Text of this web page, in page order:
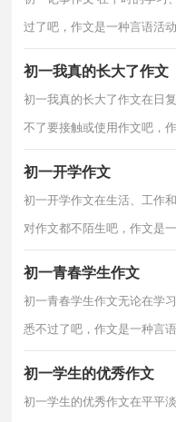
过了吧，作文是一种言语活
初一我真的长大了作文
初一我真的长大了作文在日
不了要接触或使用作文吧，
初一开学作文
初一开学作文在生活、工作
对作文都不陌生吧，作文是
初一青春学生作文
初一青春学生作文无论在学
悉不过了吧，作文是一种言
初一学生的优秀作文
初一学生的优秀作文在平平